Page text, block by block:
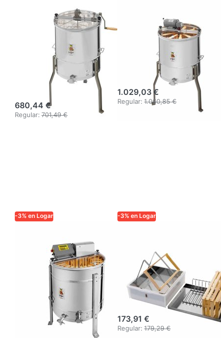
Extractor Logar
para 4 cuadros,
accionamiento
manual,
recipiente Ø 52
cm, cuadros 30
x 48 cm
680,44 €
Regular: 701,49 €
Logar para 9
marcos, cuba 52
cm, motor 110
W, marcos 18 x
1.029,03 €
Regular: 1.060,85 €
-3% en Logar
Logar 24/12 para
cuadros, cubo
76 cm, motor
totalmente
electrónico,
cuadros 24 x 48
-3% en Logar
para una
persona con
tapa y soporte
para panales
173,91 €
Regular: 179,29 €